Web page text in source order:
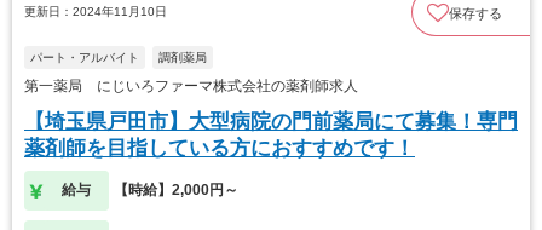
更新日：2024年11月10日 保存する
パート・アルバイト 調剤薬局
第一薬局 にじいろファーマ株式会社の薬剤師求人
【埼玉県戸田市】大型病院の門前薬局にて募集！専門
薬剤師を目指している方におすすめです！
給与 【時給】2,000円～